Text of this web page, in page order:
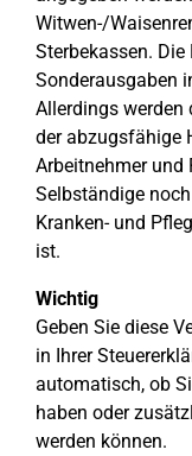
Witwen-/
Sterbekassen.
Sonderausgaben
Allerdings werden
der abzugsfähige
Arbeitnehmer und
Selbständige
Kranken- und
ist.
Wichtig
Geben Sie diese
in Ihrer
automatisch, ob
haben oder
werden können.